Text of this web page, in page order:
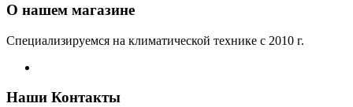
О нашем магазине
Специализируемся на климатической технике с 2010 г.
Наши Контакты